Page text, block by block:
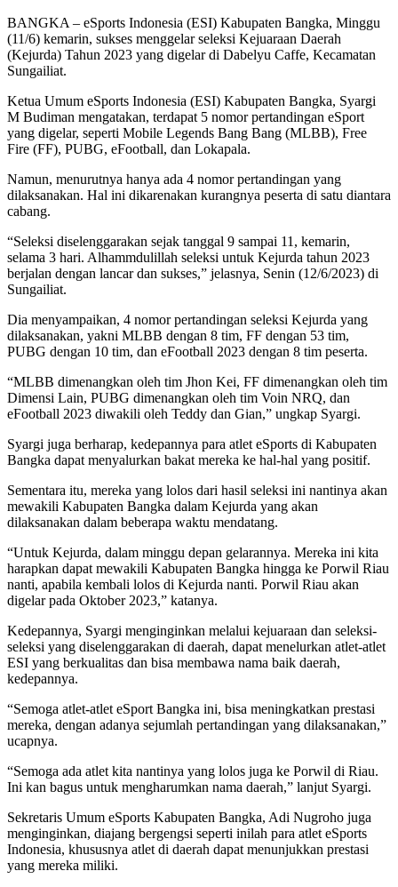
BANGKA – eSports Indonesia (ESI) Kabupaten Bangka, Minggu
(11/6) kemarin, sukses menggelar seleksi Kejuaraan Daerah
(Kejurda) Tahun 2023 yang digelar di Dabelyu Caffe, Kecamatan
Sungailiat.
Ketua Umum eSports Indonesia (ESI) Kabupaten Bangka, Syargi
M Budiman mengatakan, terdapat 5 nomor pertandingan eSport
yang digelar, seperti Mobile Legends Bang Bang (MLBB), Free
Fire (FF), PUBG, eFootball, dan Lokapala.
Namun, menurutnya hanya ada 4 nomor pertandingan yang
dilaksanakan. Hal ini dikarenakan kurangnya peserta di satu diantara
cabang.
“Seleksi diselenggarakan sejak tanggal 9 sampai 11, kemarin,
selama 3 hari. Alhammdulillah seleksi untuk Kejurda tahun 2023
berjalan dengan lancar dan sukses,” jelasnya, Senin (12/6/2023) di
Sungailiat.
Dia menyampaikan, 4 nomor pertandingan seleksi Kejurda yang
dilaksanakan, yakni MLBB dengan 8 tim, FF dengan 53 tim,
PUBG dengan 10 tim, dan eFootball 2023 dengan 8 tim peserta.
“MLBB dimenangkan oleh tim Jhon Kei, FF dimenangkan oleh tim
Dimensi Lain, PUBG dimenangkan oleh tim Voin NRQ, dan
eFootball 2023 diwakili oleh Teddy dan Gian,” ungkap Syargi.
Syargi juga berharap, kedepannya para atlet eSports di Kabupaten
Bangka dapat menyalurkan bakat mereka ke hal-hal yang positif.
Sementara itu, mereka yang lolos dari hasil seleksi ini nantinya akan
mewakili Kabupaten Bangka dalam Kejurda yang akan
dilaksanakan dalam beberapa waktu mendatang.
“Untuk Kejurda, dalam minggu depan gelarannya. Mereka ini kita
harapkan dapat mewakili Kabupaten Bangka hingga ke Porwil Riau
nanti, apabila kembali lolos di Kejurda nanti. Porwil Riau akan
digelar pada Oktober 2023,” katanya.
Kedepannya, Syargi menginginkan melalui kejuaraan dan seleksi-
seleksi yang diselenggarakan di daerah, dapat menelurkan atlet-atlet
ESI yang berkualitas dan bisa membawa nama baik daerah,
kedepannya.
“Semoga atlet-atlet eSport Bangka ini, bisa meningkatkan prestasi
mereka, dengan adanya sejumlah pertandingan yang dilaksanakan,”
ucapnya.
“Semoga ada atlet kita nantinya yang lolos juga ke Porwil di Riau.
Ini kan bagus untuk mengharumkan nama daerah,” lanjut Syargi.
Sekretaris Umum eSports Kabupaten Bangka, Adi Nugroho juga
menginginkan, diajang bergengsi seperti inilah para atlet eSports
Indonesia, khususnya atlet di daerah dapat menunjukkan prestasi
yang mereka miliki.